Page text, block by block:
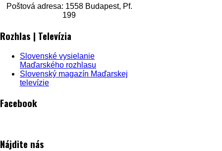
Poštová adresa: 1558 Budapest, Pf.
199
Rozhlas | Televízia
Slovenské vysielanie
Maďarského rozhlasu
Slovenský magazín Maďarskej
televízie
Facebook
Nájdite nás